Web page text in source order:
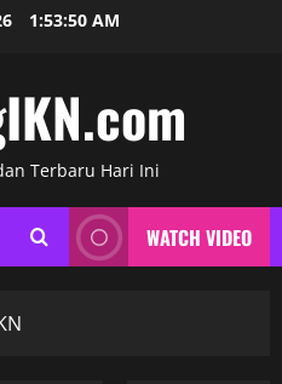
1:53:51 AM
Terbaru Hari Ini
WATCH VIDEO